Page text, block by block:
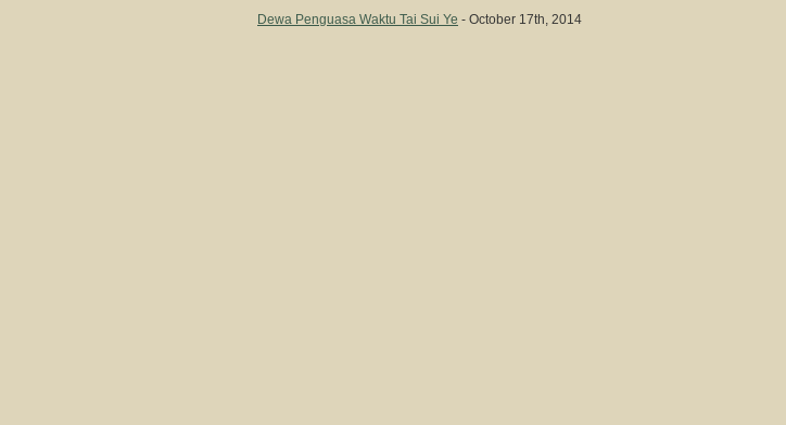
Dewa Penguasa Waktu Tai Sui Ye - October 17th, 2014